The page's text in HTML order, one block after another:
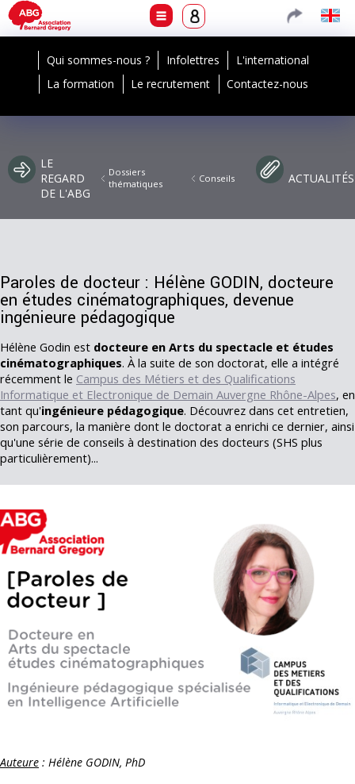
Qui sommes-nous ? Infolettres
L'international
La formation
Le recrutement Contactez-nous
LE
REGARD
DE L'ABG
Dossiers
thématiques
Conseils ACTUALITÉS
Paroles de docteur : Hélène GODIN, docteure
en études cinématographiques, devenue
ingénieure pédagogique
Hélène Godin est docteure en Arts du spectacle et études
cinématographiques. À la suite de son doctorat, elle a intégré
récemment le Campus des Métiers et des Qualifications
Informatique et Electronique de Demain Auvergne Rhône-Alpes, en
tant qu'ingénieure pédagogique. Découvrez dans cet entretien,
son parcours, la manière dont le doctorat a enrichi ce dernier, ainsi
qu'une série de conseils à destination des docteurs (SHS plus
particulièrement)...
Auteure : Hélène GODIN, PhD